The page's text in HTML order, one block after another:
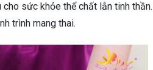
sức khỏe thể chất lẫn tinh thần.
trình mang thai.